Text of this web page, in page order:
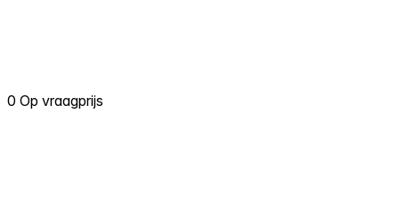
0 Op vraagprijs